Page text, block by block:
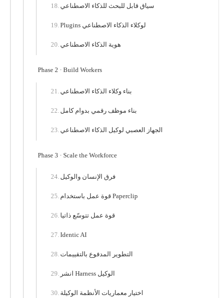
سياق قابل للبحث للذكاء الاصطناعي
Plugins لوكلاء الذكاء الاصطناعي
هوية الذكاء الاصطناعي
Phase 2 · Build Workers
بناء وكلاء الذكاء الاصطناعي
بناء موظف رقمي بدوام كامل
الجهاز العصبي لوكيل الذكاء الاصطناعي
Phase 3 · Scale the Workforce
فرق الإنسان والوكيل
قوة عمل باستخدام Paperclip
قوة عمل تتوسّع ذاتيا
Identic AI
التطوير المدفوع بالتقييمات
انشر Harness الوكيل
اختيار معماريات الأنظمة الوكيلة